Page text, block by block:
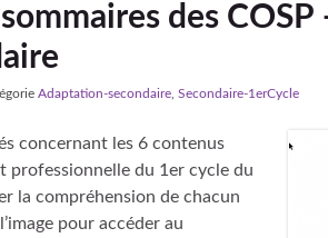
des COSP
Adaptation-secondaire Secondaire-1erCycle
concernant les 6 contenus
professionnelle du 1er cycle du
la compréhension de chacun
pour accéder au